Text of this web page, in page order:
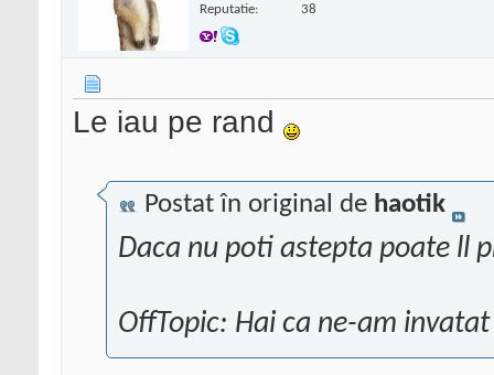
Reputatie: 38
Le iau pe rand
Postat în original de haotik
Daca nu poti astepta poate ll
OffTopic: Hai ca ne-am